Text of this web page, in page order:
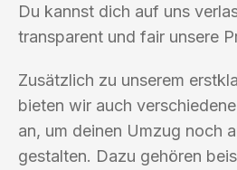
Du kannst dich auf uns
transparent und fair unsere
Zusätzlich zu unserem
bieten wir auch
an, um deinen Umzug noch
gestalten. Dazu gehören